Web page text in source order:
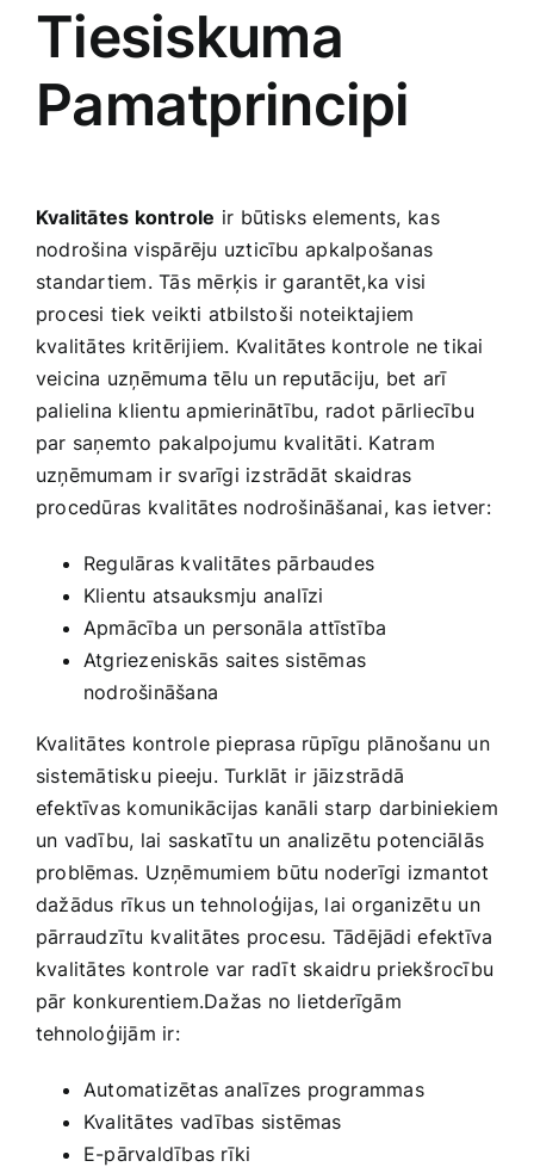
Tiesiskuma
Pamatprincipi
Kvalitātes kontrole ir būtisks elements,⁣ kas
nodrošina vispārēju uzticību ⁤apkalpošanas
standartiem. Tās mērķis ir garantēt,ka visi
procesi tiek veikti​ atbilstoši noteiktajiem‍
kvalitātes kritērijiem. Kvalitātes kontrole ne tikai
veicina uzņēmuma tēlu un reputāciju, bet arī
palielina klientu apmierinātību, radot pārliecību
par​ saņemto pakalpojumu kvalitāti. ​Katram
uzņēmumam ir svarīgi izstrādāt skaidras
procedūras kvalitātes nodrošināšanai, kas ietver:
Regulāras kvalitātes pārbaudes
Klientu atsauksmju⁤ analīzi
Apmācība un personāla attīstība
Atgriezeniskās saites sistēmas
nodrošināšana
Kvalitātes⁤ kontrole pieprasa rūpīgu plānošanu un
‍sistemātisku pieeju.‌ Turklāt‌ ir jāizstrādā
efektīvas komunikācijas kanāli starp darbiniekiem
un vadību, ⁤lai saskatītu un analizētu potenciālās
problēmas. Uzņēmumiem būtu noderīgi izmantot
dažādus rīkus un tehnoloģijas, lai organizētu⁢ un‍
pārraudzītu ⁢kvalitātes procesu. ‌Tādējādi⁣ efektīva
kvalitātes kontrole ‌var radīt skaidru priekšrocību
pār konkurentiem.Dažas no lietderīgām
tehnoloģijām‌ ir:
Automatizētas analīzes programmas
Kvalitātes ⁤vadības sistēmas
E-pārvaldības rīki